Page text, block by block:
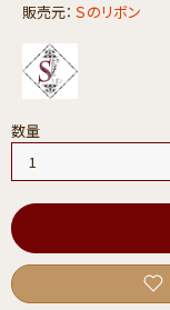
販売元： Ｓのリボン
数量